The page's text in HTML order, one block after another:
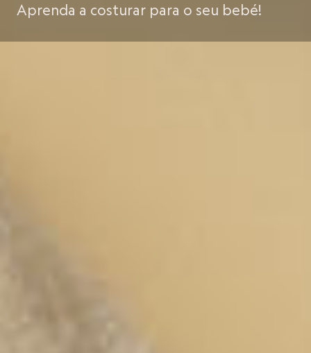
Aprenda a costurar para o seu bebé!